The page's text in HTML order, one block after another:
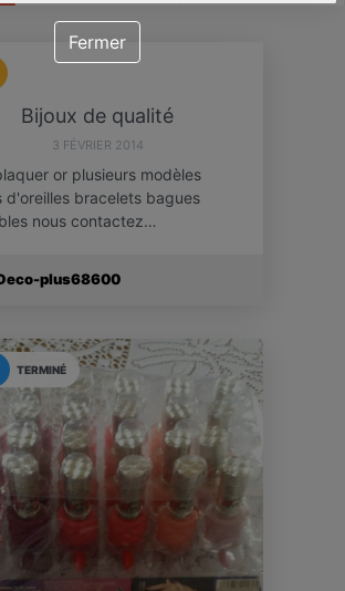
Bijoux de qualité
3 FÉVRIER 2014
or plusieurs modèles
d'oreilles bracelets bagues
nous contactez…
plus68600
TERMINÉ
Fermer